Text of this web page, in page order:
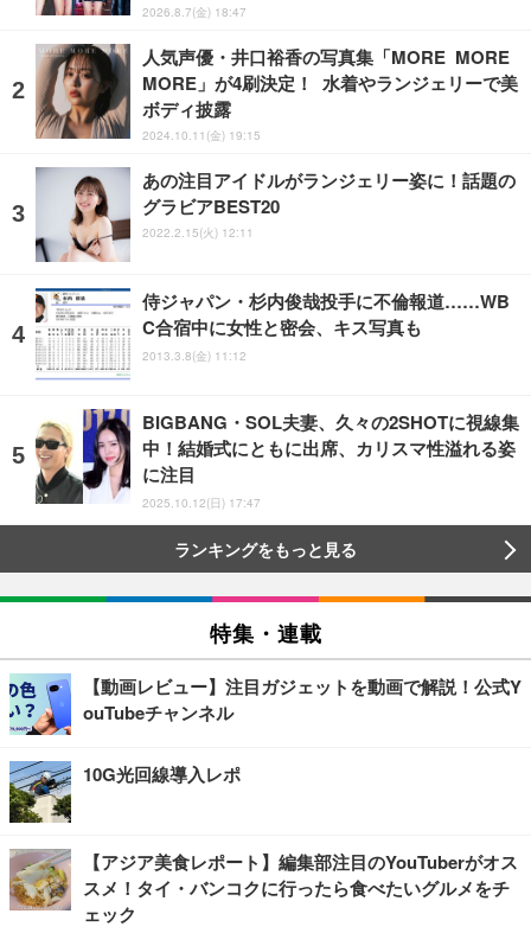
2026.8.7(金) 18:47
人気声優・井口裕香の写真集「MORE MORE
MORE」が4刷決定！ 水着やランジェリーで美
ボディ披露
2024.10.11(金) 19:15
あの注目アイドルがランジェリー姿に！話題の
グラビアBEST20
2022.2.15(火) 12:11
侍ジャパン・杉内俊哉投手に不倫報道……WB
C合宿中に女性と密会、キス写真も
2013.3.8(金) 11:12
BIGBANG・SOL夫妻、久々の2SHOTに視線集
中！結婚式にともに出席、カリスマ性溢れる姿
に注目
2025.10.12(日) 17:47
ランキングをもっと見る
特集・連載
【動画レビュー】注目ガジェットを動画で解説！公式Y
ouTubeチャンネル
10G光回線導入レポ
【アジア美食レポート】編集部注目のYouTuberがオス
スメ！タイ・バンコクに行ったら食べたいグルメをチ
ェック